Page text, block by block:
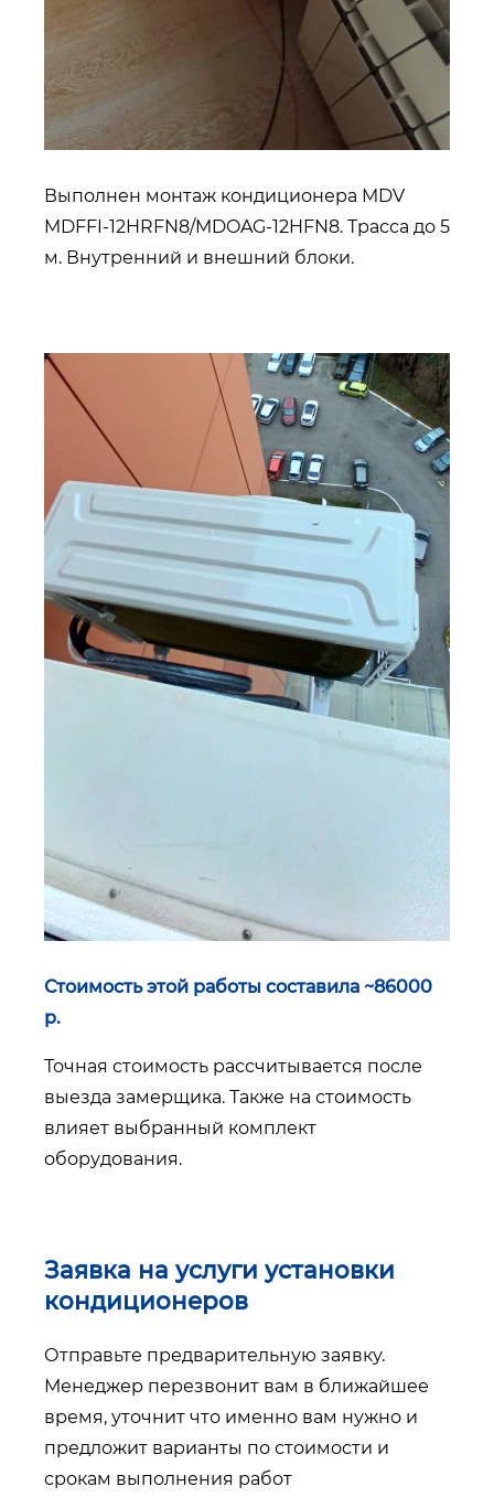
Выполнен монтаж кондиционера MDV
MDFFI-12HRFN8/MDOAG-12HFN8. Трасса до 5
м. Внутренний и внешний блоки.
Стоимость этой работы составила ~86000
р.
Точная стоимость рассчитывается после
выезда замерщика. Также на стоимость
влияет выбранный комплект
оборудования.
Заявка на услуги установки
кондиционеров
Отправьте предварительную заявку.
Менеджер перезвонит вам в ближайшее
время, уточнит что именно вам нужно и
предложит варианты по стоимости и
срокам выполнения работ